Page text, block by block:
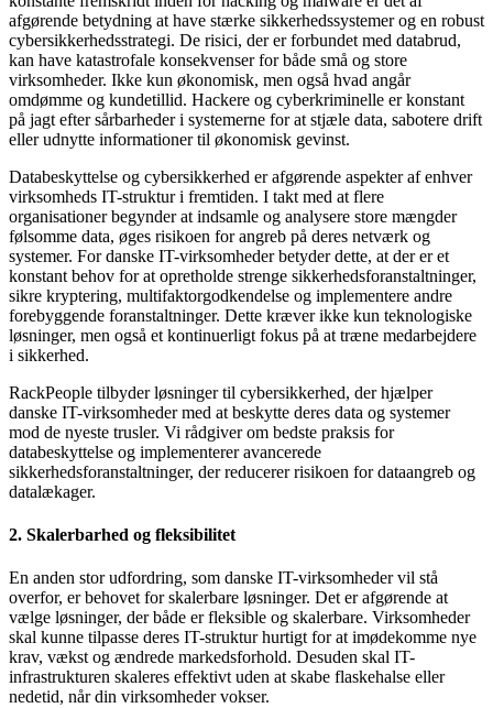
afgørende betydning at have stærke sikkerhedssystemer og en robust
cybersikkerhedsstrategi. De risici, der er forbundet med databrud,
kan have katastrofale konsekvenser for både små og store
virksomheder. Ikke kun økonomisk, men også hvad angår
omdømme og kundetillid. Hackere og cyberkriminelle er konstant
på jagt efter sårbarheder i systemerne for at stjæle data, sabotere drift
eller udnytte informationer til økonomisk gevinst.
Databeskyttelse og cybersikkerhed er afgørende aspekter af enhver
virksomheds IT-struktur i fremtiden. I takt med at flere
organisationer begynder at indsamle og analysere store mængder
følsomme data, øges risikoen for angreb på deres netværk og
systemer. For danske IT-virksomheder betyder dette, at der er et
konstant behov for at opretholde strenge sikkerhedsforanstaltninger,
sikre kryptering, multifaktorgodkendelse og implementere andre
forebyggende foranstaltninger. Dette kræver ikke kun teknologiske
løsninger, men også et kontinuerligt fokus på at træne medarbejdere
i sikkerhed.
RackPeople tilbyder løsninger til cybersikkerhed, der hjælper
danske IT-virksomheder med at beskytte deres data og systemer
mod de nyeste trusler. Vi rådgiver om bedste praksis for
databeskyttelse og implementerer avancerede
sikkerhedsforanstaltninger, der reducerer risikoen for dataangreb og
datalækager.
2. Skalerbarhed og fleksibilitet
En anden stor udfordring, som danske IT-virksomheder vil stå
overfor, er behovet for skalerbare løsninger. Det er afgørende at
vælge løsninger, der både er fleksible og skalerbare. Virksomheder
skal kunne tilpasse deres IT-struktur hurtigt for at imødekomme nye
krav, vækst og ændrede markedsforhold. Desuden skal IT-
infrastrukturen skaleres effektivt uden at skabe flaskehalse eller
nedetid, når din virksomheder vokser.